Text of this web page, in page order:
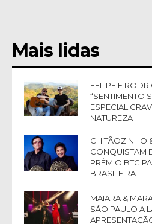
Mais lidas
FELIPE E
“SENTIMENTO
ESPECIAL
NATUREZA
CHITÃOZINHO
CONQUISTAM
PRÊMIO BTG
BRASILEIRA
MAIARA &
SÃO PAULO A